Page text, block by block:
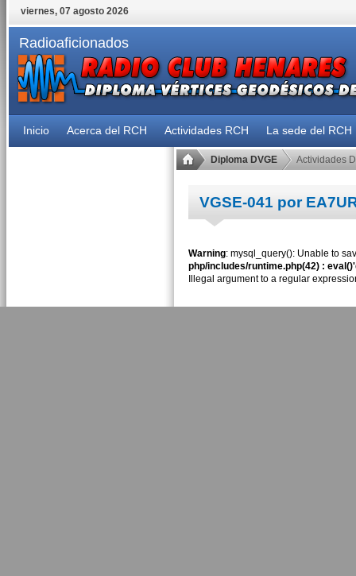
viernes, 07 agosto 2026
Radioaficionados
Inicio Acerca del RCH Actividades RCH La sede del RCH
Diploma DVGE Actividades
VGSE-041 por
Warning: mysql_query(): Unable to
php/includes/runtime.php(42) :
Illegal argument to a regular